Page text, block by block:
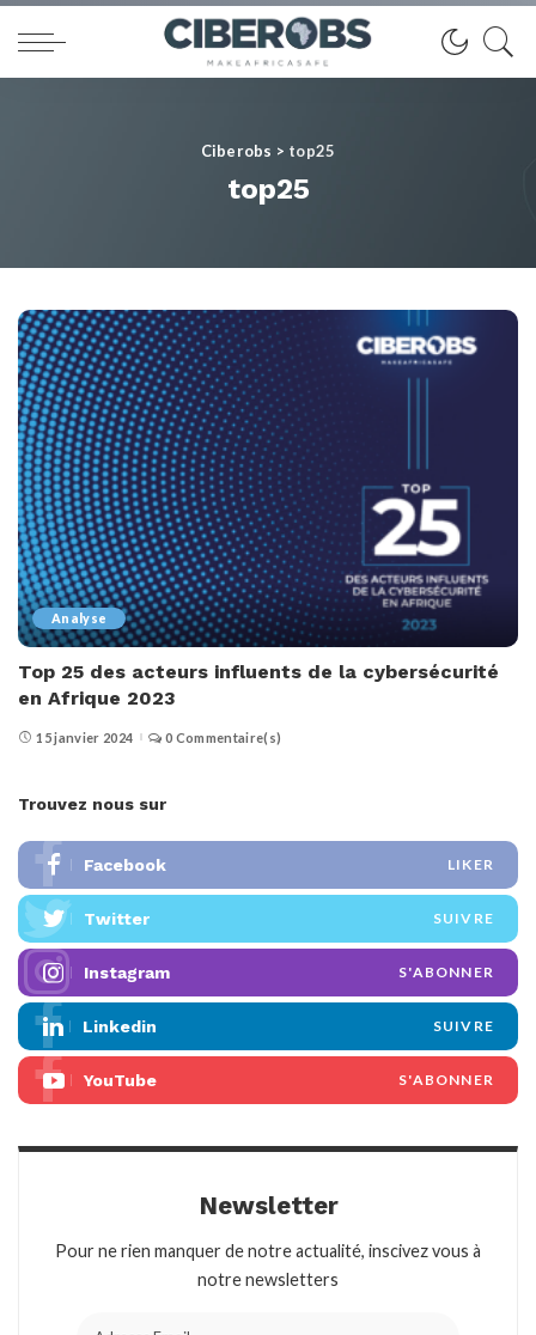
Ciberobs > top25
top25
Analyse
Top 25 des acteurs influents de la cybersécurité
en Afrique 2023
15 janvier 2024 0 Commentaire(s)
Trouvez nous sur
Facebook LIKER
Twitter SUIVRE
Instagram S'ABONNER
Linkedin SUIVRE
YouTube S'ABONNER
Newsletter
Pour ne rien manquer de notre actualité, inscivez vous à
notre newsletters